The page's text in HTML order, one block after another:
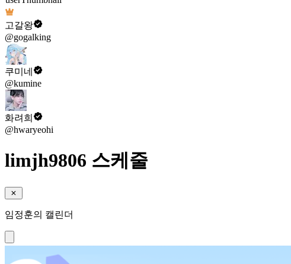
고갈왕
@gogalking
쿠미네
@kumine
화려희
@hwaryeohi
limjh9806 스케줄
임정훈의 캘린더